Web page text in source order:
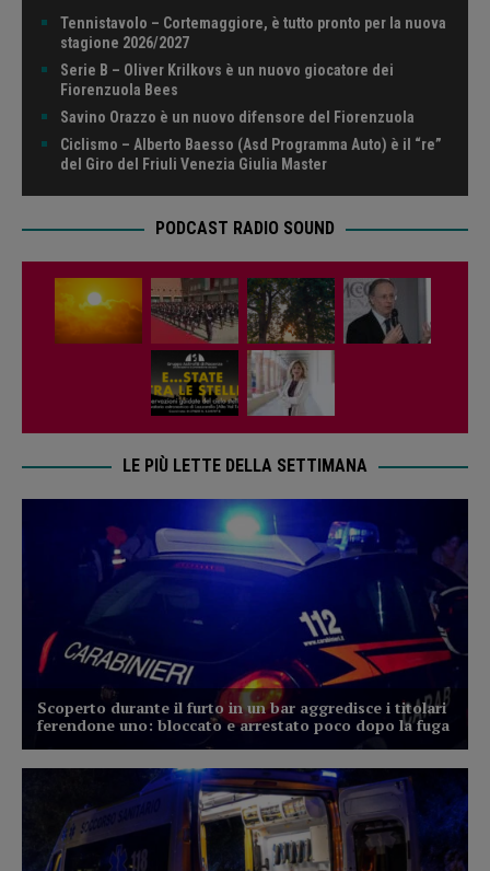
Tennistavolo – Cortemaggiore, è tutto pronto per la nuova
stagione 2026/2027
Serie B – Oliver Krilkovs è un nuovo giocatore dei
Fiorenzuola Bees
Savino Orazzo è un nuovo difensore del Fiorenzuola
Ciclismo – Alberto Baesso (Asd Programma Auto) è il “re”
del Giro del Friuli Venezia Giulia Master
PODCAST RADIO SOUND
LE PIÙ LETTE DELLA SETTIMANA